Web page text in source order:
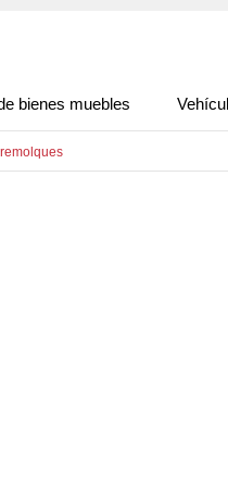
bienes muebles